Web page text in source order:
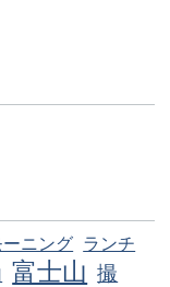
ニング ランチ
富士山 撮